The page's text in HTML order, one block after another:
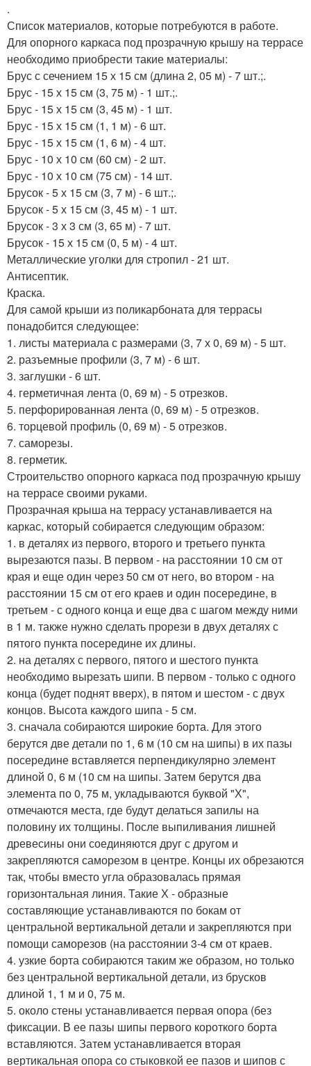
.
Список материалов, которые потребуются в работе.
Для опорного каркаса под прозрачную крышу на террасе
необходимо приобрести такие материалы:
Брус с сечением 15 х 15 см (длина 2, 05 м) - 7 шт.;.
Брус - 15 х 15 см (3, 75 м) - 1 шт.;.
Брус - 15 х 15 см (3, 45 м) - 1 шт.
Брус - 15 х 15 см (1, 1 м) - 6 шт.
Брус - 15 х 15 см (1, 6 м) - 4 шт.
Брус - 10 х 10 см (60 см) - 2 шт.
Брус - 10 х 10 см (75 см) - 14 шт.
Брусок - 5 х 15 см (3, 7 м) - 6 шт.;.
Брусок - 5 х 15 см (3, 45 м) - 1 шт.
Брусок - 3 х 3 см (3, 65 м) - 7 шт.
Брусок - 15 х 15 см (0, 5 м) - 4 шт.
Металлические уголки для стропил - 21 шт.
Антисептик.
Краска.
Для самой крыши из поликарбоната для террасы
понадобится следующее:
1. листы материала с размерами (3, 7 х 0, 69 м) - 5 шт.
2. разъемные профили (3, 7 м) - 6 шт.
3. заглушки - 6 шт.
4. герметичная лента (0, 69 м) - 5 отрезков.
5. перфорированная лента (0, 69 м) - 5 отрезков.
6. торцевой профиль (0, 69 м) - 5 отрезков.
7. саморезы.
8. герметик.
Строительство опорного каркаса под прозрачную крышу
на террасе своими руками.
Прозрачная крыша на террасу устанавливается на
каркас, который собирается следующим образом:
1. в деталях из первого, второго и третьего пункта
вырезаются пазы. В первом - на расстоянии 10 см от
края и еще один через 50 см от него, во втором - на
расстоянии 15 см от его краев и один посередине, в
третьем - с одного конца и еще два с шагом между ними
в 1 м. также нужно сделать прорези в двух деталях с
пятого пункта посередине их длины.
2. на деталях с первого, пятого и шестого пункта
необходимо вырезать шипи. В первом - только с одного
конца (будет поднят вверх), в пятом и шестом - с двух
концов. Высота каждого шипа - 5 см.
3. сначала собираются широкие борта. Для этого
берутся две детали по 1, 6 м (10 см на шипы) в их пазы
посередине вставляется перпендикулярно элемент
длиной 0, 6 м (10 см на шипы. Затем берутся два
элемента по 0, 75 м, укладываются буквой "Х",
отмечаются места, где будут делаться запилы на
половину их толщины. После выпиливания лишней
древесины они соединяются друг с другом и
закрепляются саморезом в центре. Концы их обрезаются
так, чтобы вместо угла образовалась прямая
горизонтальная линия. Такие Х - образные
составляющие устанавливаются по бокам от
центральной вертикальной детали и закрепляются при
помощи саморезов (на расстоянии 3-4 см от краев.
4. узкие борта собираются таким же образом, но только
без центральной вертикальной детали, из брусков
длиной 1, 1 м и 0, 75 м.
5. около стены устанавливается первая опора (без
фиксации. В ее пазы шипы первого короткого борта
вставляются. Затем устанавливается вторая
вертикальная опора со стыковкой ее пазов и шипов с